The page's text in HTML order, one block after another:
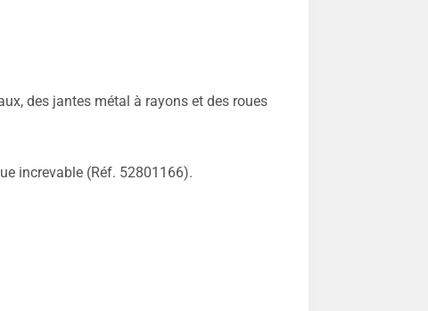
des jantes métal à rayons et des roues
increvable (Réf. 52801166).